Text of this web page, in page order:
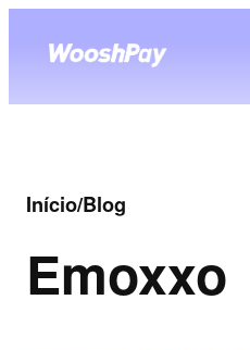
Início/Blog
Emoxxo